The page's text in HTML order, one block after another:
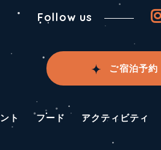
Follow us
ご宿泊予約
ト フード アクティビティ